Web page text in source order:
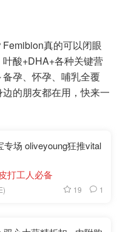
真的可以闭眼
酸+DHA+各种关键营
孕、怀孕、哺乳全覆
的朋友都在用，快来一
专场 oliveyoung狂推vital
打工人必备
19 1